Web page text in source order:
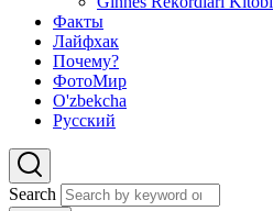
Факты
Лайфхак
Почему?
ФотоМир
O'zbekcha
Русский
Search